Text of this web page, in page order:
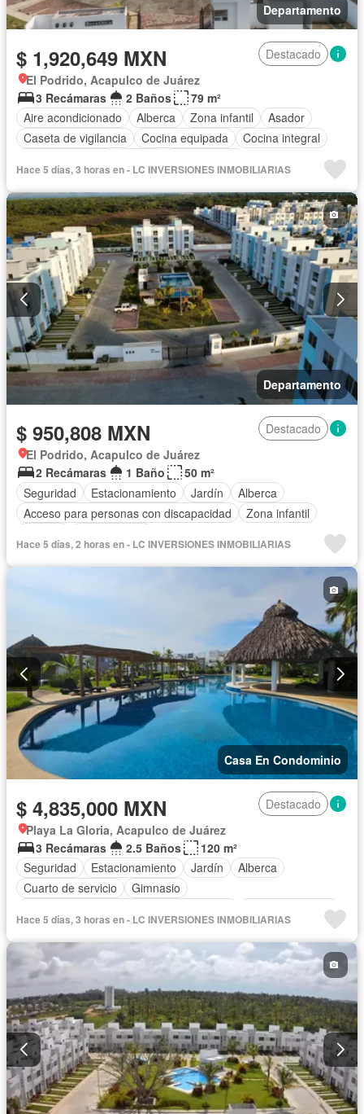
Departamento
$ 1,920,649 MXN
Destacado
El Podrido, Acapulco de Juárez
3 Recámaras
2 Baños
79 m²
Aire acondicionado
Alberca Zona infantil
Asador
Caseta de vigilancia
Cocina equipada
Cocina integral
Hace 5 días, 3 horas en - LC INVERSIONES INMOBILIARIAS
Departamento
$ 950,808 MXN
Destacado
El Podrido, Acapulco de Juárez
2 Recámaras
1 Baño
50 m²
Seguridad
Estacionamiento Jardín
Alberca
Acceso para personas con discapacidad
Zona infantil
Hace 5 días, 2 horas en - LC INVERSIONES INMOBILIARIAS
Casa En Condominio
$ 4,835,000 MXN
Destacado
Playa La Gloria, Acapulco de Juárez
3 Recámaras
2.5 Baños
120 m²
Seguridad
Estacionamiento Jardín
Alberca
Cuarto de servicio
Gimnasio
Cocina equipada
Zona infantil
Aire acondicionado
Asador
Recámara con closet
Caseta de vigilancia Sin amueblar
Hace 5 días, 3 horas en - LC INVERSIONES INMOBILIARIAS